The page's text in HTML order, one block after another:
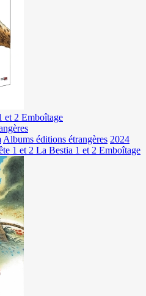
et 2 Emboîtage
Albums éditions étrangères 2024
1 et 2 La Bestia 1 et 2 Emboîtage